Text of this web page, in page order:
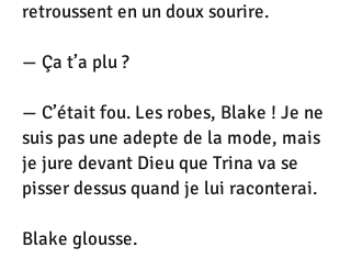
retroussent en un doux sourire.
— Ça t’a plu ?
— C’était fou. Les robes, Blake ! Je ne
suis pas une adepte de la mode, mais
je jure devant Dieu que Trina va se
pisser dessus quand je lui raconterai.
Blake glousse.